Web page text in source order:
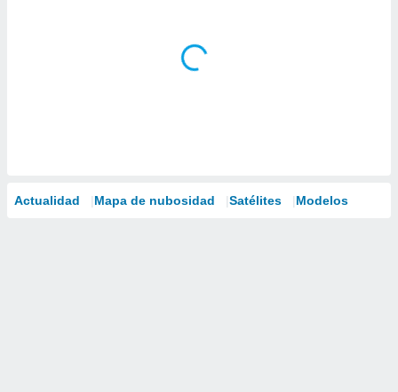
Actualidad Mapa de nubosidad Satélites Modelos